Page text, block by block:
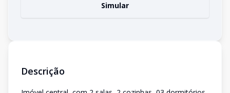
Simular
Descrição